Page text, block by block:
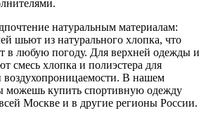
натуральным материалам:
шьют из натурального хлопка, что
в любую погоду. Для верхней одежды и
смесь хлопка и полиэстера для
В нашем
можешь купить спортивную одежду
Москве и в другие регионы России.